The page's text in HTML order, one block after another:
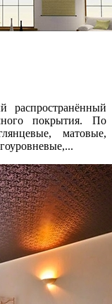
покрытия. По
матовые,